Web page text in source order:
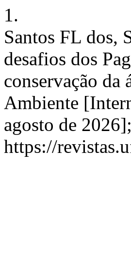
1.
Santos FL dos,
desafios dos
conservação
Ambiente
agosto de
https://